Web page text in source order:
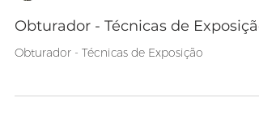
25 de fev. de 2020
8 min de leitura
Obturador - Técnicas de Exposição